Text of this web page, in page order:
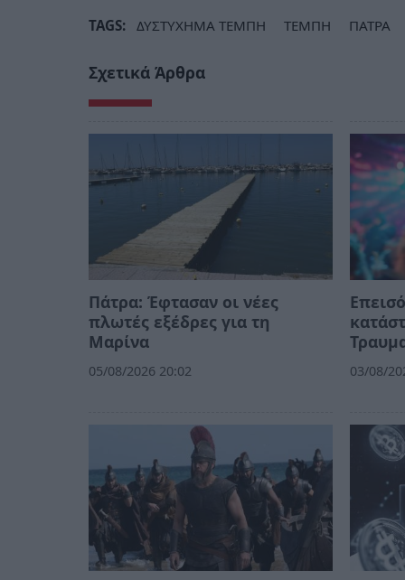
TAGS: ΔΥΣΤΥΧΗΜΑ ΤΕΜΠΗ ΤΕΜΠΗ ΠΑΤΡΑ
Σχετικά Άρθρα
Πάτρα: Έφτασαν οι νέες
πλωτές εξέδρες για τη
Μαρίνα
05/08/2026 20:02 03/08/